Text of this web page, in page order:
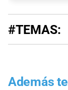
#TEMAS:
Además